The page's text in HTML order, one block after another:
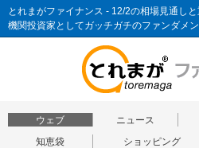
機関投資家としてガッチガチのファンダメ
ウェブ ニュース
知恵袋
ショッピング